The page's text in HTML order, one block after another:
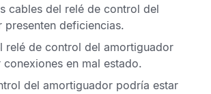
cables del relé de control del
presenten deficiencias.
relé de control del amortiguador
conexiones en mal estado.
del amortiguador podría estar